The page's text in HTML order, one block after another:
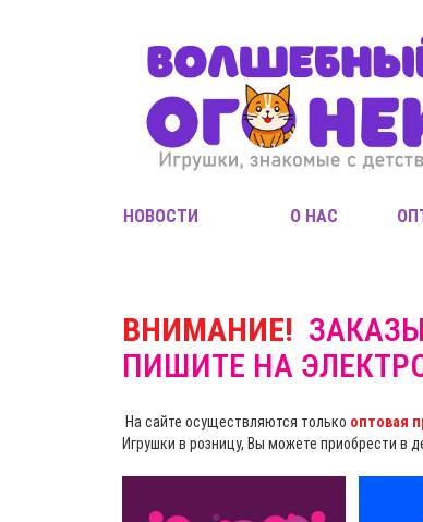
НОВОСТИ О НАС
ВНИМАНИЕ!
ПИШИТЕ НА
На сайте осуществляются только оптовая
Игрушки в розницу, Вы можете приобрести в